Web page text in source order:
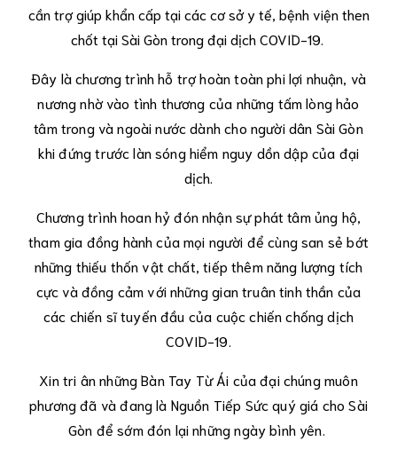
cần trợ giúp khẩn cấp tại các cơ sở y tế, bệnh viện then
chốt tại Sài Gòn trong đại dịch COVID-19.
Đây là chương trình hỗ trợ hoàn toàn phi lợi nhuận, và
nương nhờ vào tình thương của những tấm lòng hảo
tâm trong và ngoài nước dành cho người dân Sài Gòn
khi đứng trước làn sóng hiểm nguy dồn dập của đại
dịch.
Chương trình hoan hỷ đón nhận sự phát tâm ủng hộ,
tham gia đồng hành của mọi người để cùng san sẻ bớt
những thiếu thốn vật chất, tiếp thêm năng lượng tích
cực và đồng cảm với những gian truân tinh thần của
các chiến sĩ tuyến đầu của cuộc chiến chống dịch
COVID-19.
Xin tri ân những Bàn Tay Từ Ái của đại chúng muôn
phương đã và đang là Nguồn Tiếp Sức quý giá cho Sài
Gòn để sớm đón lại những ngày bình yên.